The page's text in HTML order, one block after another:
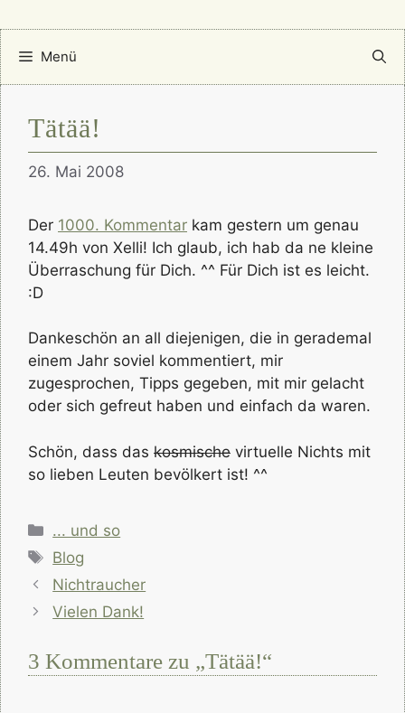
Menü
Tätää!
26. Mai 2008
Der 1000. Kommentar kam gestern um genau
14.49h von Xelli! Ich glaub, ich hab da ne kleine
Überraschung für Dich. ^^ Für Dich ist es leicht.
:D
Dankeschön an all diejenigen, die in gerademal
einem Jahr soviel kommentiert, mir
zugesprochen, Tipps gegeben, mit mir gelacht
oder sich gefreut haben und einfach da waren.
Schön, dass das kosmische virtuelle Nichts mit
so lieben Leuten bevölkert ist! ^^
Kategorien
... und so
Schlagwörter
Blog
Nichtraucher
Vielen Dank!
3 Kommentare zu „Tätää!“